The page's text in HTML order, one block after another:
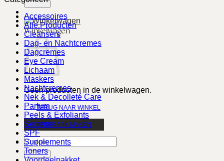
Winkelwagen
Geen producten in de winkelwagen.
TERUG NAAR WINKEL
AFSPRAAK MAKEN
Zoeken
naar:
Accessoires
Alle Producten
Cleansers
Dag- en Nachtcremes
Dagcremes
Eye Cream
Lichaam
Maskers
Nachtcremes
Nek & Decolleté Care
Parfum
Peels & Exfoliants
Serums
SPF
Supplements
Toners